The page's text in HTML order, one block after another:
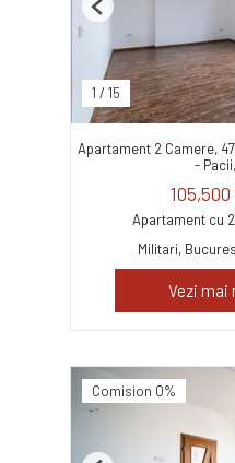
1 / 15
Previous
Apartament 2 Camere,
-
105,500
Apartament cu
Militari,
Vezi mai
Comision 0%